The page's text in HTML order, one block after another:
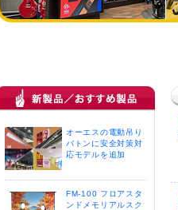
オーエスの電動吊り
バトンに安全対策対
応モデルを追加
FM-100 フロアスタ
ンドメモリアルスク